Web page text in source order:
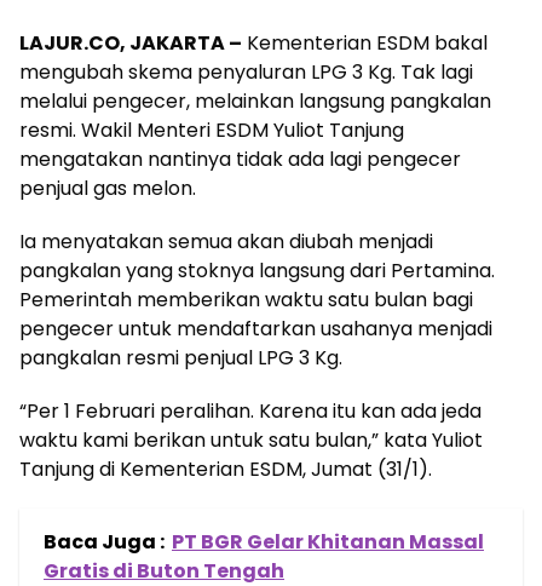
LAJUR.CO, JAKARTA – Kementerian ESDM bakal
mengubah skema penyaluran LPG 3 Kg. Tak lagi
melalui pengecer, melainkan langsung pangkalan
resmi. Wakil Menteri ESDM Yuliot Tanjung
mengatakan nantinya tidak ada lagi pengecer
penjual gas melon.
Ia menyatakan semua akan diubah menjadi
pangkalan yang stoknya langsung dari Pertamina.
Pemerintah memberikan waktu satu bulan bagi
pengecer untuk mendaftarkan usahanya menjadi
pangkalan resmi penjual LPG 3 Kg.
“Per 1 Februari peralihan. Karena itu kan ada jeda
waktu kami berikan untuk satu bulan,” kata Yuliot
Tanjung di Kementerian ESDM, Jumat (31/1).
Baca Juga : PT BGR Gelar Khitanan Massal
Gratis di Buton Tengah